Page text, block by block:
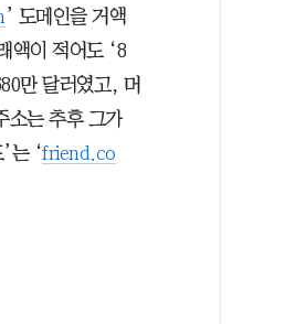
’ 도메인을 거액
액이 적어도 ‘8
만 달러였고, 머
소는 추후 그가
는 ‘friend.co